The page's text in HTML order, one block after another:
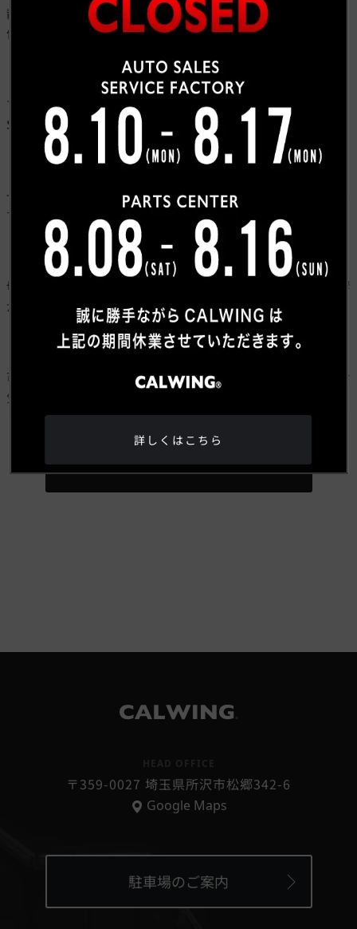
静か🤫にしたい早朝☀️深夜⭐️のエンジンスタート時にとても
便利です😀
マフラーパイプは、温度変化やサビにも強いステンレス
SUS304を使用します🛠
一台分製作するには、多くのパイプを切断、溶接していきま
す。
切る角度が少しでもズレると、出口の角度や仕上がりに影響
が出るため、匠な技術力が必要な作業になります‼️
可変マフラーに問わず、ワンオフマフラー製作致します。お
気軽にお問い合わせください‼️
トピックス一覧へもどる
〒359-0027 埼玉県所沢市松郷342-6
Google Maps
駐車場のご案内
詳しくはこちら